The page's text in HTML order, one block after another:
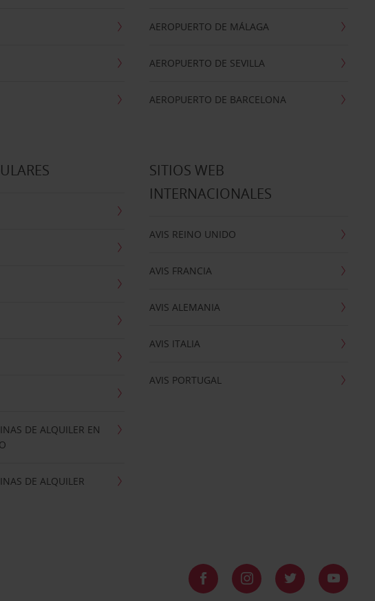
AEROPUERTO DE MÁLAGA
AEROPUERTO DE SEVILLA
AEROPUERTO DE BARCELONA
DE ALQUILER EN
DE ALQUILER
SITIOS WEB
INTERNACIONALES
AVIS REINO UNIDO
AVIS FRANCIA
AVIS ALEMANIA
AVIS ITALIA
AVIS PORTUGAL